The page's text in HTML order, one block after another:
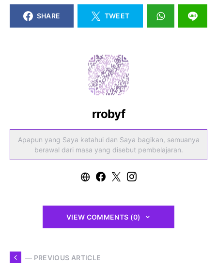
SHARE TWEET
rrobyf
Apapun yang Saya ketahui dan Saya bagikan, semuanya
berawal dari masa yang disebut pembelajaran.
VIEW COMMENTS (0)
— PREVIOUS ARTICLE